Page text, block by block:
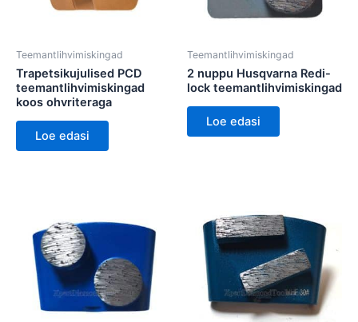
Teemantlihvimiskingad
Trapetsikujulised PCD
teemantlihvimiskingad
koos ohvriteraga
Loe edasi
Teemantlihvimiskingad
2 nuppu Husqvarna Redi-
lock teemantlihvimiskingad
Loe edasi